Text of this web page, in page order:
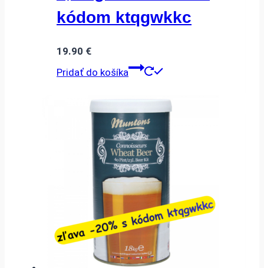
kódom ktqgwkkc
19.90 €
Pridať do košíka